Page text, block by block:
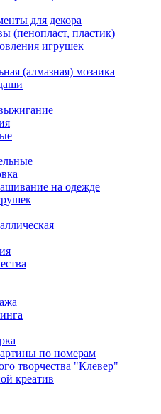
для декора
(пенопласт, пластик)
игрушек
(алмазная) мозаика
на одежде
по номерам
творчества "Клевер"
креатив